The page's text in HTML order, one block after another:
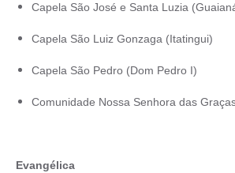
Capela São José e Santa Luzia
Capela São Luiz Gonzaga (Itatingui)
Capela São Pedro (Dom Pedro I)
Comunidade Nossa Senhora das
Evangélica